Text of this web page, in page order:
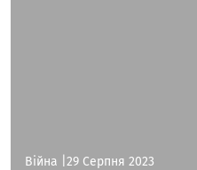
Війна | 29 Серпня 2023